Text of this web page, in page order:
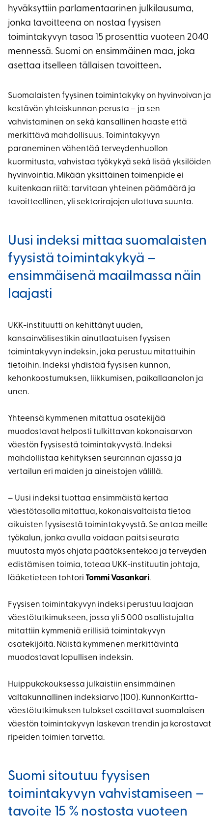
hyväksyttiin parlamentaarinen julkilausuma,
jonka tavoitteena on nostaa fyysisen
toimintakyvyn tasoa 15 prosenttia vuoteen 2040
mennessä. Suomi on ensimmäinen maa, joka
asettaa itselleen tällaisen tavoitteen.
Suomalaisten fyysinen toimintakyky on hyvinvoivan ja
kestävän yhteiskunnan perusta – ja sen
vahvistaminen on sekä kansallinen haaste että
merkittävä mahdollisuus. Toimintakyvyn
paraneminen vähentää terveydenhuollon
kuormitusta, vahvistaa työkykyä sekä lisää yksilöiden
hyvinvointia. Mikään yksittäinen toimenpide ei
kuitenkaan riitä: tarvitaan yhteinen päämäärä ja
tavoitteellinen, yli sektorirajojen ulottuva suunta.
Uusi indeksi mittaa suomalaisten
fyysistä toimintakykyä –
ensimmäisenä maailmassa näin
laajasti
UKK-instituutti on kehittänyt uuden,
kansainvälisestikin ainutlaatuisen fyysisen
toimintakyvyn indeksin, joka perustuu mitattuihin
tietoihin. Indeksi yhdistää fyysisen kunnon,
kehonkoostumuksen, liikkumisen, paikallaanolon ja
unen.
Yhteensä kymmenen mitattua osatekijää
muodostavat helposti tulkittavan kokonaisarvon
väestön fyysisestä toimintakyvystä. Indeksi
mahdollistaa kehityksen seurannan ajassa ja
vertailun eri maiden ja aineistojen välillä.
– Uusi indeksi tuottaa ensimmäistä kertaa
väestötasolla mitattua, kokonaisvaltaista tietoa
aikuisten fyysisestä toimintakyvystä. Se antaa meille
työkalun, jonka avulla voidaan paitsi seurata
muutosta myös ohjata päätöksentekoa ja terveyden
edistämisen toimia, toteaa UKK-instituutin johtaja,
lääketieteen tohtori Tommi Vasankari.
Fyysisen toimintakyvyn indeksi perustuu laajaan
väestötutkimukseen, jossa yli 5 000 osallistujalta
mitattiin kymmeniä erillisiä toimintakyvyn
osatekijöitä. Näistä kymmenen merkittävintä
muodostavat lopullisen indeksin.
Huippukokouksessa julkaistiin ensimmäinen
valtakunnallinen indeksiarvo (100). KunnonKartta-
väestötutkimuksen tulokset osoittavat suomalaisen
väestön toimintakyvyn laskevan trendin ja korostavat
ripeiden toimien tarvetta.
Suomi sitoutuu fyysisen
toimintakyvyn vahvistamiseen –
tavoite 15 % nostosta vuoteen